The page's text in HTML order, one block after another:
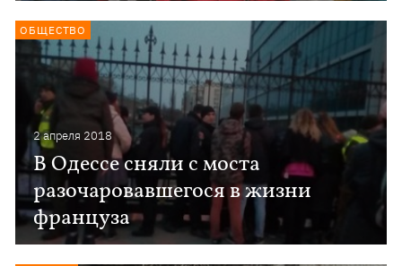
2 апреля 2018
В Одессе сняли с моста
разочаровавшегося в жизни
француза
ОБЩЕСТВО